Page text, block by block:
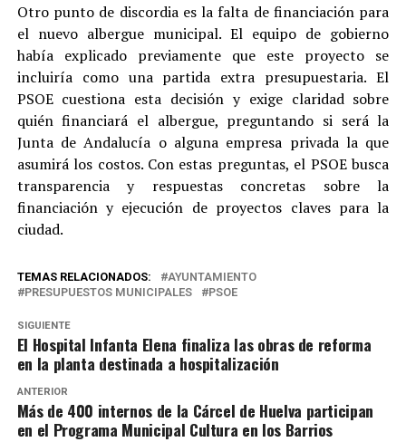
Otro punto de discordia es la falta de financiación para
el nuevo albergue municipal. El equipo de gobierno
había explicado previamente que este proyecto se
incluiría como una partida extra presupuestaria. El
PSOE cuestiona esta decisión y exige claridad sobre
quién financiará el albergue, preguntando si será la
Junta de Andalucía o alguna empresa privada la que
asumirá los costos. Con estas preguntas, el PSOE busca
transparencia y respuestas concretas sobre la
financiación y ejecución de proyectos claves para la
ciudad.
TEMAS RELACIONADOS:
AYUNTAMIENTO
PRESUPUESTOS MUNICIPALES
PSOE
SIGUIENTE
El Hospital Infanta Elena finaliza las obras de reforma
en la planta destinada a hospitalización
ANTERIOR
Más de 400 internos de la Cárcel de Huelva participan
en el Programa Municipal Cultura en los Barrios